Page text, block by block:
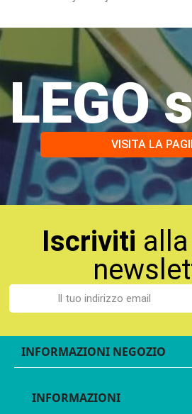
LEGO
VISITA LA
Iscriviti
INFORMAZIONI NEGOZIO
INFORMAZIONI